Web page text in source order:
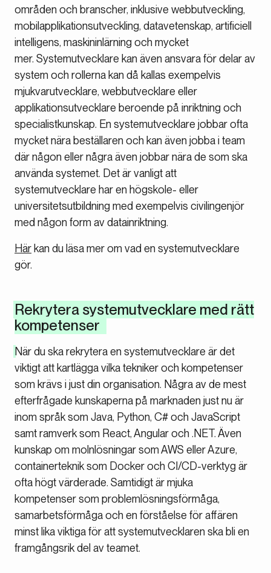
områden och branscher, inklusive webbutveckling,
mobilapplikationsutveckling, datavetenskap, artificiell
intelligens, maskininlärning och mycket
mer. Systemutvecklare kan även ansvara för delar av
system och rollerna kan då kallas exempelvis
mjukvarutvecklare, webbutvecklare eller
applikationsutvecklare beroende på inriktning och
specialistkunskap. En systemutvecklare jobbar ofta
mycket nära beställaren och kan även jobba i team
där någon eller några även jobbar nära de som ska
använda systemet. Det är vanligt att
systemutvecklare har en högskole- eller
universitetsutbildning med exempelvis civilingenjör
med någon form av datainriktning.
Här kan du läsa mer om vad en systemutvecklare
gör.
Rekrytera systemutvecklare med rätt
kompetenser
När du ska rekrytera en systemutvecklare är det
viktigt att kartlägga vilka tekniker och kompetenser
som krävs i just din organisation. Några av de mest
efterfrågade kunskaperna på marknaden just nu är
inom språk som Java, Python, C# och JavaScript
samt ramverk som React, Angular och .NET. Även
kunskap om molnlösningar som AWS eller Azure,
containerteknik som Docker och CI/CD-verktyg är
ofta högt värderade. Samtidigt är mjuka
kompetenser som problemlösningsförmåga,
samarbetsförmåga och en förståelse för affären
minst lika viktiga för att systemutvecklaren ska bli en
framgångsrik del av teamet.